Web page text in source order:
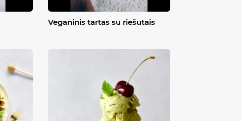
Veganinis tartas su riešutais